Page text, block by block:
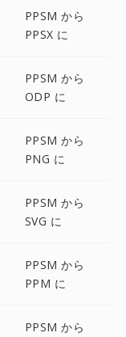
PPSM から
PPSX に
PPSM から
ODP に
PPSM から
PNG に
PPSM から
SVG に
PPSM から
PPM に
PPSM から